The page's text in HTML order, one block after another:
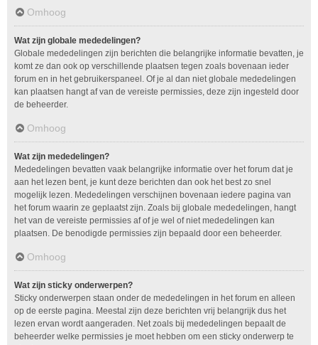
Omhoog
Wat zijn globale mededelingen?
Globale mededelingen zijn berichten die belangrijke informatie bevatten, je
komt ze dan ook op verschillende plaatsen tegen zoals bovenaan ieder
forum en in het gebruikerspaneel. Of je al dan niet globale mededelingen
kan plaatsen hangt af van de vereiste permissies, deze zijn ingesteld door
de beheerder.
Omhoog
Wat zijn mededelingen?
Mededelingen bevatten vaak belangrijke informatie over het forum dat je
aan het lezen bent, je kunt deze berichten dan ook het best zo snel
mogelijk lezen. Mededelingen verschijnen bovenaan iedere pagina van
het forum waarin ze geplaatst zijn. Zoals bij globale mededelingen, hangt
het van de vereiste permissies af of je wel of niet mededelingen kan
plaatsen. De benodigde permissies zijn bepaald door een beheerder.
Omhoog
Wat zijn sticky onderwerpen?
Sticky onderwerpen staan onder de mededelingen in het forum en alleen
op de eerste pagina. Meestal zijn deze berichten vrij belangrijk dus het
lezen ervan wordt aangeraden. Net zoals bij mededelingen bepaalt de
beheerder welke permissies je moet hebben om een sticky onderwerp te